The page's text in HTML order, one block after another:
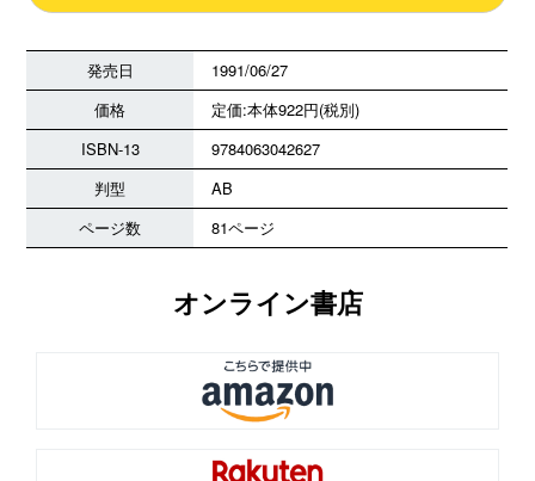
発売日
1991/06/27
価格
定価:本体922円(税別)
ISBN-13
9784063042627
判型
AB
ページ数
81ページ
オンライン書店